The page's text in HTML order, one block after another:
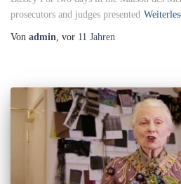
prosecutors and judges presented
Von admin , vor 11 Jahren